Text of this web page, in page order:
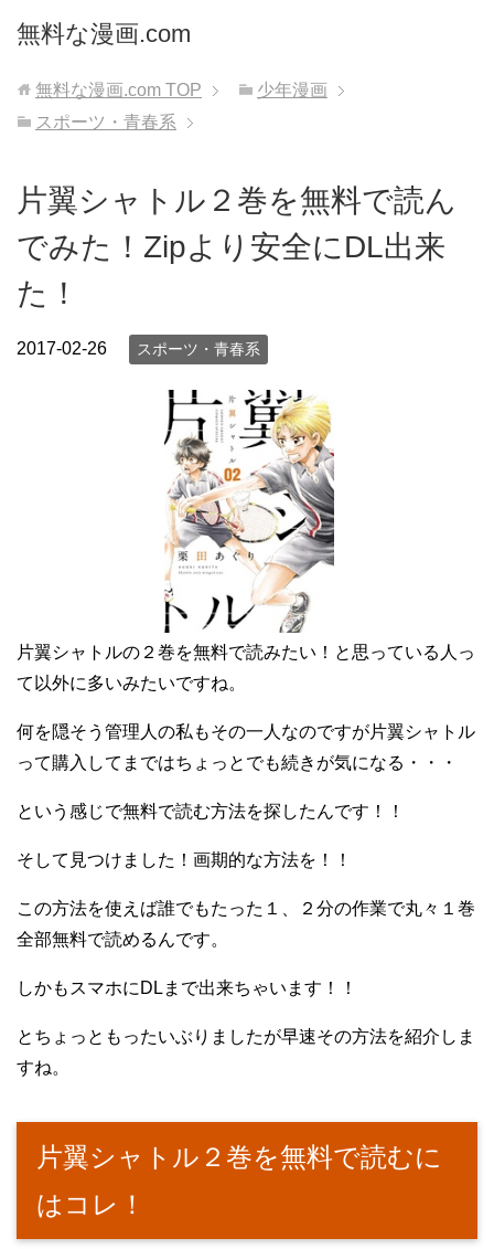
無料な漫画.com
無料な漫画.com TOP
少年漫画
スポーツ・青春系
片翼シャトル２巻を無料で読ん
でみた！Zipより安全にDL出来
た！
2017-02-26 スポーツ・青春系
片翼シャトルの２巻を無料で読みたい！と思っている人っ
て以外に多いみたいですね。
何を隠そう管理人の私もその一人なのですが片翼シャトル
って購入してまではちょっとでも続きが気になる・・・
という感じで無料で読む方法を探したんです！！
そして見つけました！画期的な方法を！！
この方法を使えば誰でもたった１、２分の作業で丸々１巻
全部無料で読めるんです。
しかもスマホにDLまで出来ちゃいます！！
とちょっともったいぶりましたが早速その方法を紹介しま
すね。
片翼シャトル２巻を無料で読むに
はコレ！